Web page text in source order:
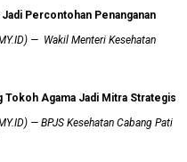
Percontohan Penanganan
— Wakil Menteri Kesehatan
Tokoh Agama Jadi Mitra Strategis
— BPJS Kesehatan Cabang Pati